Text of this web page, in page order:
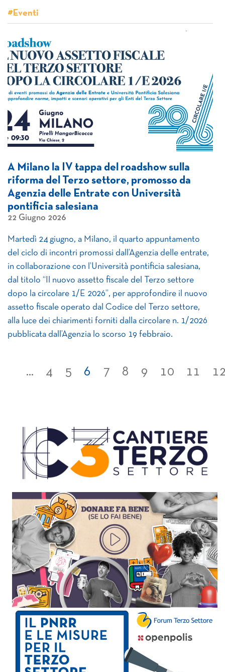
#Eventi
A Milano la IV tappa del roadshow sulla
riforma del Terzo settore, promosso da
Agenzia delle Entrate con Università
pontificia salesiana
22 Giugno 2026
Martedì 24 giugno, a Milano, il quarto appuntamento
del ciclo di incontri promossi dall’Agenzia delle entrate,
in collaborazione con l’Università pontificia salesiana,
dal titolo “Il nuovo assetto fiscale del Terzo settore
dopo la circolare 1/E 2026”, per approfondire il nuovo
assetto fiscale operato dal Codice del Terzo settore,
alla luce dei chiarimenti forniti dalla circolare n. 1/2026
pubblicata dall’Agenzia lo scorso 19 febbraio.
... 4 5 6 7 8 9 10 11